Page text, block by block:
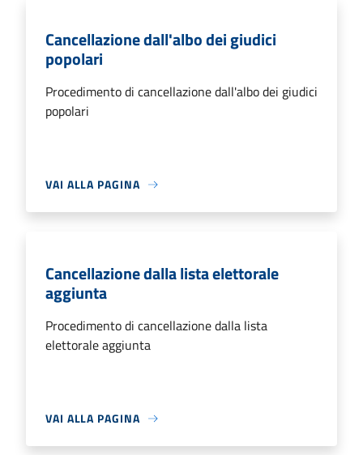
Cancellazione dall'albo dei giudici
popolari
Procedimento di cancellazione dall'albo dei giudici
popolari
VAI ALLA PAGINA
Cancellazione dalla lista elettorale
aggiunta
Procedimento di cancellazione dalla lista
elettorale aggiunta
VAI ALLA PAGINA